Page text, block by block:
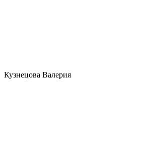
Кузнецова Валерия